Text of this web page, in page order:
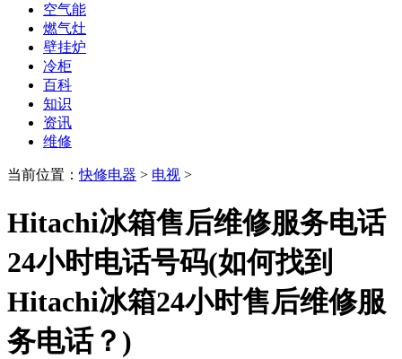
空气能
燃气灶
壁挂炉
冷柜
百科
知识
资讯
维修
当前位置：快修电器 > 电视 >
Hitachi冰箱售后维修服务电话
24小时电话号码(如何找到
Hitachi冰箱24小时售后维修服
务电话？)